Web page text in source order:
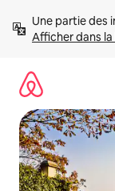
directement
Afficher dans